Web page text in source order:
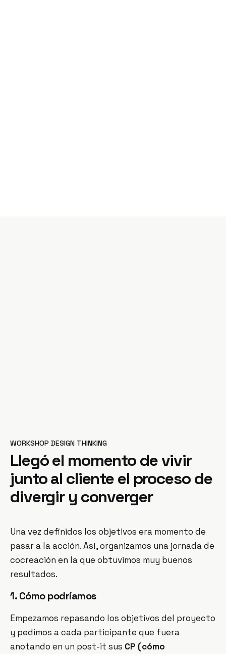
WORKSHOP DESIGN THINKING
Llegó el momento de vivir
junto al cliente el proceso de
divergir y converger
Una vez definidos los objetivos era momento de
pasar a la acción. Así, organizamos una jornada de
cocreación en la que obtuvimos muy buenos
resultados.
1. Cómo podríamos
Empezamos repasando los objetivos del proyecto
y pedimos a cada participante que fuera
anotando en un post-it sus CP (cómo